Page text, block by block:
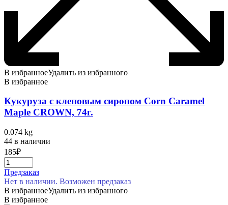
В избранноеУдалить из избранного
В избранное
Кукуруза с кленовым сиропом Corn Caramel
Maple CROWN, 74г.
0.074 kg
44 в наличии
185₽
Предзаказ
Нет в наличии. Возможен предзаказ
В избранноеУдалить из избранного
В избранное